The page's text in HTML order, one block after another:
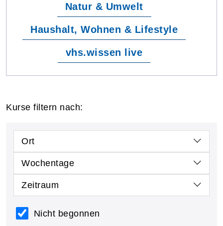
Natur & Umwelt
Haushalt, Wohnen & Lifestyle
vhs.wissen live
Kurse filtern nach:
Ort
Wochentage
Zeitraum
Nicht begonnen